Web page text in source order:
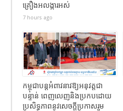
គ្រឿងអលង្ការអស់
7 hours ago
កម្ពុជាបន្តអំពាវនាវឱ្យអនុវត្តជា
បន្ទាន់ ពេញលេញនិងប្រកបដោយ
ប្រសិទ្ធភាពនូវសេចក្តីប្រកាសរួម